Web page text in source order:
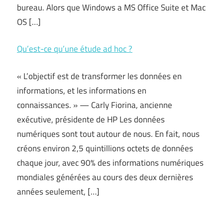
bureau. Alors que Windows a MS Office Suite et Mac
OS […]
Qu’est-ce qu’une étude ad hoc ?
« L’objectif est de transformer les données en
informations, et les informations en
connaissances. » — Carly Fiorina, ancienne
exécutive, présidente de HP Les données
numériques sont tout autour de nous. En fait, nous
créons environ 2,5 quintillions octets de données
chaque jour, avec 90% des informations numériques
mondiales générées au cours des deux dernières
années seulement, […]